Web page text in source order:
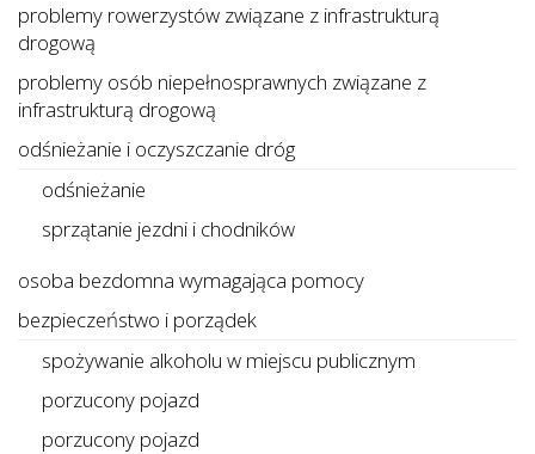
problemy rowerzystów związane z infrastrukturą
drogową
problemy osób niepełnosprawnych związane z
infrastrukturą drogową
odśnieżanie i oczyszczanie dróg
odśnieżanie
sprzątanie jezdni i chodników
osoba bezdomna wymagająca pomocy
bezpieczeństwo i porządek
spożywanie alkoholu w miejscu publicznym
porzucony pojazd
porzucony pojazd